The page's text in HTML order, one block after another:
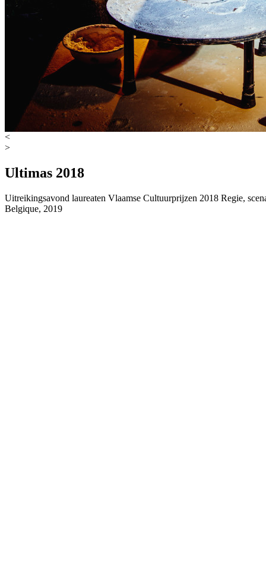
<
>
Ultimas 2018
Uitreikingsavond laureaten Vlaamse Cultuurprijzen 2018 Regie,
Belgique, 2019